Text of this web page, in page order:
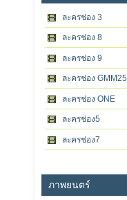
ละครช่อง 3
ละครช่อง 8
ละครช่อง 9
ละครช่อง GMM25
ละครช่อง ONE
ละครช่อง5
ละครช่อง7
ภาพยนตร์